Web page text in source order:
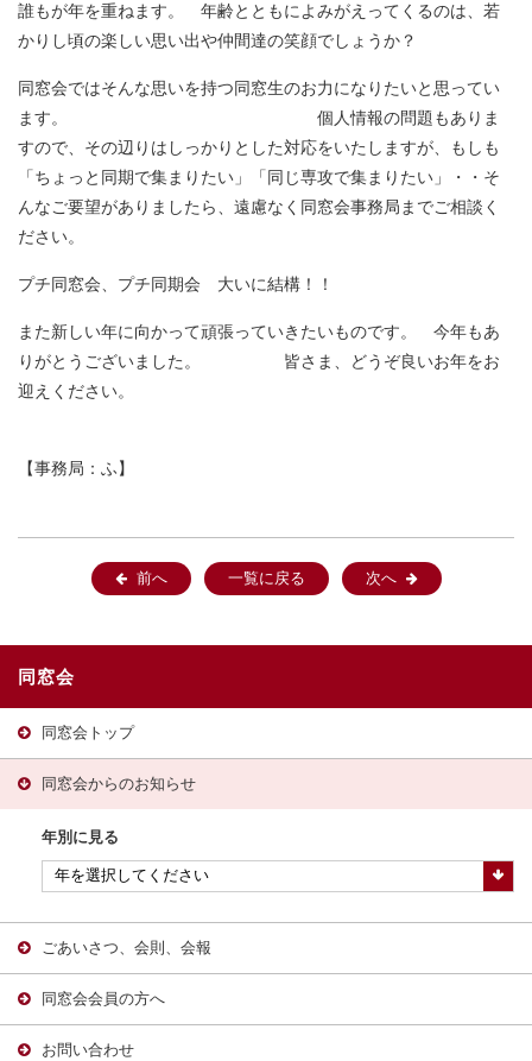
誰もが年を重ねます。 年齢とともによみがえってくるのは、若
かりし頃の楽しい思い出や仲間達の笑顔でしょうか？
同窓会ではそんな思いを持つ同窓生のお力になりたいと思ってい
ます。 個人情報の問題もありま
すので、その辺りはしっかりとした対応をいたしますが、もしも
「ちょっと同期で集まりたい」「同じ専攻で集まりたい」・・そ
んなご要望がありましたら、遠慮なく同窓会事務局までご相談く
ださい。
プチ同窓会、プチ同期会 大いに結構！！
また新しい年に向かって頑張っていきたいものです。 今年もあ
りがとうございました。 皆さま、どうぞ良いお年をお
迎えください。
【事務局：ふ】
前へ 一覧に戻る 次へ
同窓会
同窓会トップ
同窓会からのお知らせ
年別に見る
ごあいさつ、会則、会報
同窓会会員の方へ
お問い合わせ